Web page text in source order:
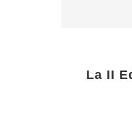
La II